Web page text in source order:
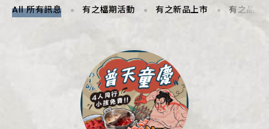
All 所有訊息 有之檔期活動 有之新品上市 有之品牌